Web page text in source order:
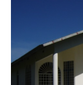
EL
REY